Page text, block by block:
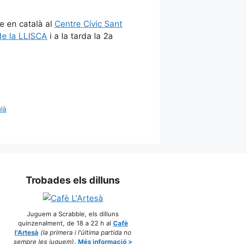
en català al Centre Cívic Sant
la LLISCA i a la tarda la 2a
Trobades els dilluns
Juguem a Scrabble, els dilluns
quinzenalment, de 18 a 22 h al Cafè
l'Artesà (la primera i l'última partida no
sempre les juguem). Més informació >